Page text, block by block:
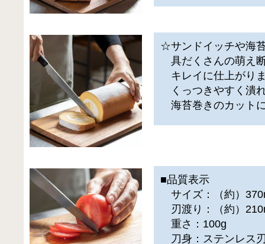
☆サンドイッチや海
具だくさんの萌え
キレイに仕上がり
くっつきやすく潰
海苔巻きのカット
■品質表示
サイズ：（約）
刃渡り：（約）
重さ：100g
刀身：ステンレス